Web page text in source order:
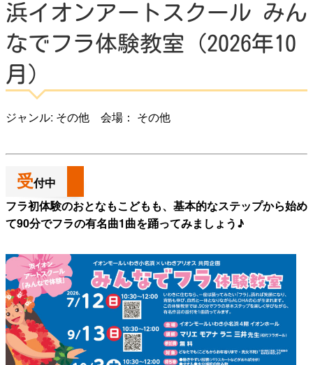
お問い合わせ
よくある質問
いわきアリオスとは
WEBマガジン
浜イオンアートスクール みん
なでフラ体験教室（2026年10
月）
ジャンル: その他 会場： その他
受付中
フラ初体験のおとなもこどもも、基本的なステップから始め
て90分でフラの有名曲1曲を踊ってみましょう♪